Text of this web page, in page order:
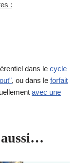
:
dans le cycle
, ou dans le forfait
avec une
aussi…